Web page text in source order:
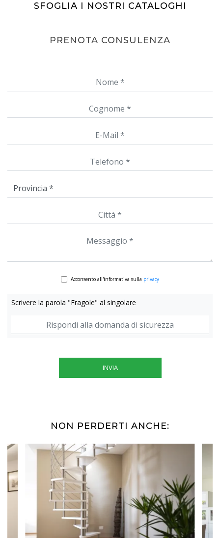
SFOGLIA I NOSTRI CATALOGHI
PRENOTA CONSULENZA
Acconsento all'informativa sulla privacy
Scrivere la parola "Fragole" al singolare
INVIA
NON PERDERTI ANCHE: